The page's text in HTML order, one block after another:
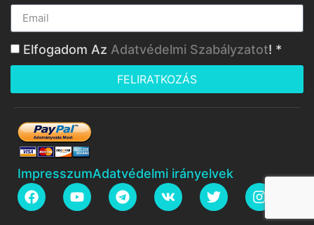
Elfogadom Az Adatvédelmi Szabályzatot! *
FELIRATKOZÁS
ImpresszumAdatvédelmi irányelvek